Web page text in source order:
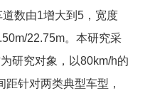
数由1增大到5，宽度
22.75m。本研究采
研究对象，以80km/h的
针对两类典型车型，